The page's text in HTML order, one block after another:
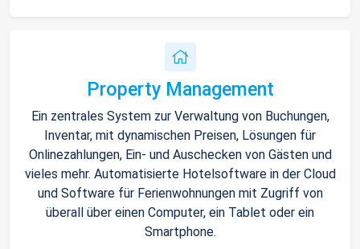
Property Management
Ein zentrales System zur Verwaltung von Buchungen,
Inventar, mit dynamischen Preisen, Lösungen für
Onlinezahlungen, Ein- und Auschecken von Gästen und
vieles mehr. Automatisierte Hotelsoftware in der Cloud
und Software für Ferienwohnungen mit Zugriff von
überall über einen Computer, ein Tablet oder ein
Smartphone.